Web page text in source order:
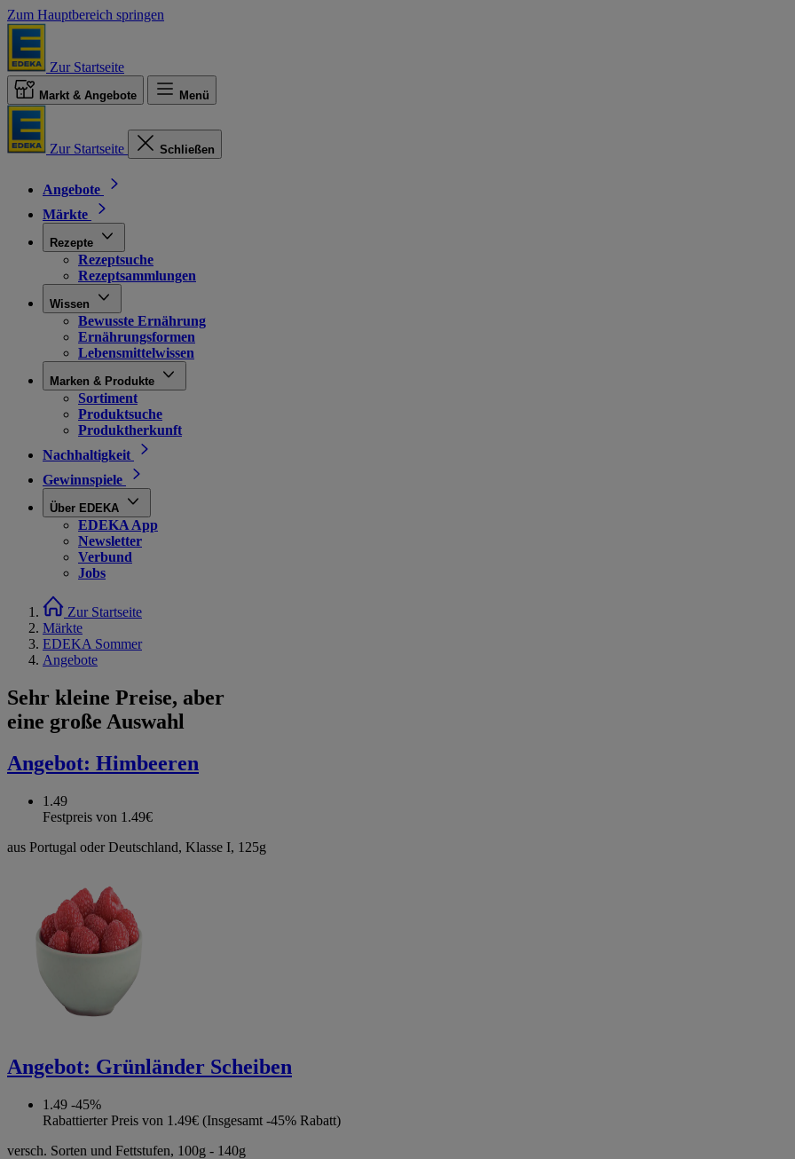
Zum Hauptbereich springen
Zur Startseite
Markt & Angebote Menü
Zur Startseite Schließen
Angebote
Märkte
Rezepte
Rezeptsuche
Rezeptsammlungen
Wissen
Bewusste Ernährung
Ernährungsformen
Lebensmittelwissen
Marken & Produkte
Sortiment
Produktsuche
Produktherkunft
Nachhaltigkeit
Gewinnspiele
Über EDEKA
EDEKA App
Newsletter
Verbund
Jobs
Zur Startseite
Märkte
EDEKA Sommer
Angebote
Sehr kleine Preise, aber
eine große Auswahl
Angebot: Himbeeren
1.49
Festpreis von 1.49€
aus Portugal oder Deutschland, Klasse I, 125g
Angebot: Grünländer Scheiben
1.49 -45%
Rabattierter Preis von 1.49€ (Insgesamt -45% Rabatt)
versch. Sorten und Fettstufen, 100g - 140g